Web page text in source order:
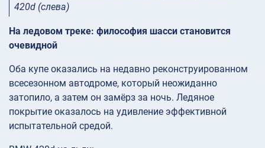
420d (слева)
На ледовом треке: философия шасси становится
очевидной
Оба купе оказались на недавно реконструированном
всесезонном автодроме, который неожиданно
затопило, а затем он замёрз за ночь. Ледяное
покрытие оказалось на удивление эффективной
испытательной средой.